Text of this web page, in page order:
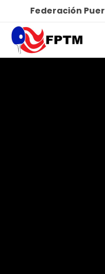
Federación